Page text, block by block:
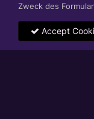
Zweck des
Accept